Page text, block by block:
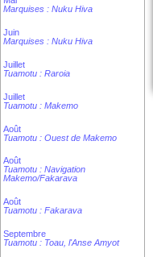
Marquises : Nuku Hiva
Juin
Marquises : Nuku Hiva
Juillet
Tuamotu : Raroia
Juillet
Tuamotu : Makemo
Août
Tuamotu : Ouest de Makemo
Août
Tuamotu : Navigation
Makemo/Fakarava
Août
Tuamotu : Fakarava
Septembre
Tuamotu : Toau, l'Anse Amyot